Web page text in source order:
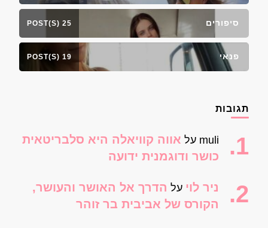
סיפורים 25 POST(S)
פנאי 19 POST(S)
תגובות
muli על אווה קוויאלה היא סלבריטאית
כושר ודוגמנית ידועה
ניר לוי על הדרך אל האושר והעושר,
הקורס של אביבית בר זוהר